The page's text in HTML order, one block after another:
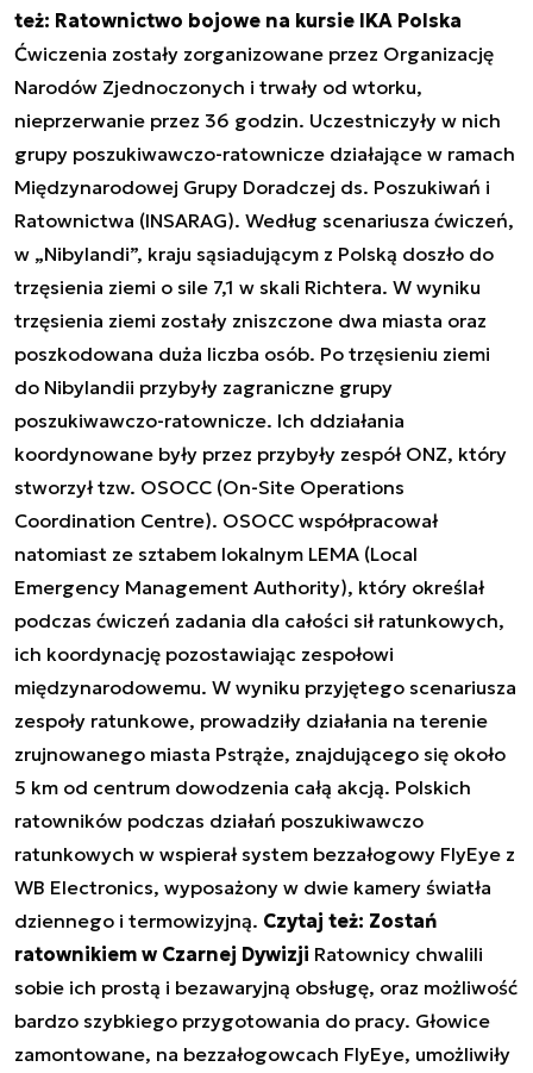
też: Ratownictwo bojowe na kursie IKA Polska
Ćwiczenia zostały zorganizowane przez Organizację
Narodów Zjednoczonych i trwały od wtorku,
nieprzerwanie przez 36 godzin. Uczestniczyły w nich
grupy poszukiwawczo-ratownicze działające w ramach
Międzynarodowej Grupy Doradczej ds. Poszukiwań i
Ratownictwa (INSARAG). Według scenariusza ćwiczeń,
w „Nibylandi”, kraju sąsiadującym z Polską doszło do
trzęsienia ziemi o sile 7,1 w skali Richtera. W wyniku
trzęsienia ziemi zostały zniszczone dwa miasta oraz
poszkodowana duża liczba osób. Po trzęsieniu ziemi
do Nibylandii przybyły zagraniczne grupy
poszukiwawczo-ratownicze. Ich ddziałania
koordynowane były przez przybyły zespół ONZ, który
stworzył tzw. OSOCC (On-Site Operations
Coordination Centre). OSOCC współpracował
natomiast ze sztabem lokalnym LEMA (Local
Emergency Management Authority), który określał
podczas ćwiczeń zadania dla całości sił ratunkowych,
ich koordynację pozostawiając zespołowi
międzynarodowemu. W wyniku przyjętego scenariusza
zespoły ratunkowe, prowadziły działania na terenie
zrujnowanego miasta Pstrąże, znajdującego się około
5 km od centrum dowodzenia całą akcją. Polskich
ratowników podczas działań poszukiwawczo
ratunkowych w wspierał system bezzałogowy FlyEye z
WB Electronics, wyposażony w dwie kamery światła
dziennego i termowizyjną. Czytaj też: Zostań
ratownikiem w Czarnej Dywizji Ratownicy chwalili
sobie ich prostą i bezawaryjną obsługę, oraz możliwość
bardzo szybkiego przygotowania do pracy. Głowice
zamontowane, na bezzałogowcach FlyEye, umożliwiły